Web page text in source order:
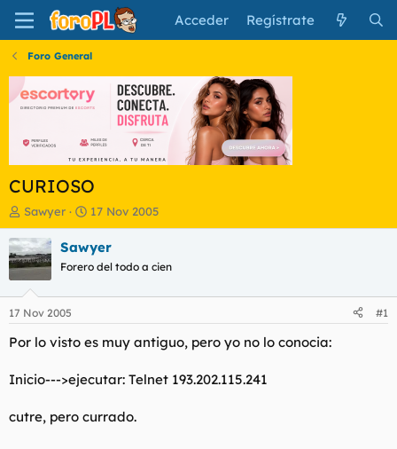
Acceder Regístrate
Foro General
CURIOSO
I
n
i
c
i
a
d
o
r
l
e
Sawyer
F
e
c
h
a
i
n
i
17 Nov 2005
Sawyer
Forero del todo a cien
17 Nov 2005 #1
Por lo visto es muy antiguo, pero yo no lo conocia:
Inicio--->ejecutar: Telnet 193.202.115.241
cutre, pero currado.